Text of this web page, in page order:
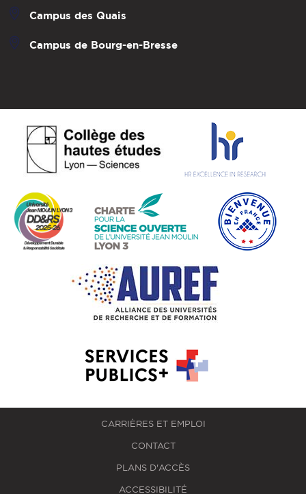
Campus des Quais
Campus de Bourg-en-Bresse
CARRIÈRES ET EMPLOI
CONTACT
PLANS D'ACCÈS
ACCESSIBILITÉ